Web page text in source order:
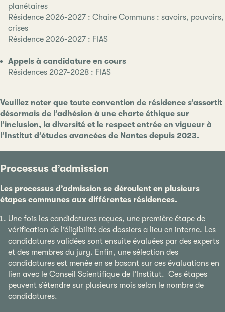
planétaires
Résidence 2026-2027 : Chaire Communs : savoirs, pouvoirs,
crises
Résidence 2026-2027 : FIAS
Appels à candidature en cours
Résidences 2027-2028 : FIAS
Veuillez noter que toute convention de résidence s’assortit
désormais de l’adhésion à une charte éthique sur
l’inclusion, la diversité et le respect entrée en vigueur à
l’Institut d’études avancées de Nantes depuis 2023.
Processus d’admission
Les processus d’admission se déroulent en plusieurs
étapes communes aux différentes résidences.
Une fois les candidatures reçues, une première étape de
vérification de l’éligibilité des dossiers a lieu en interne. Les
candidatures validées sont ensuite évaluées par des experts
et des membres du jury. Enfin, une sélection des
candidatures est menée en se basant sur ces évaluations en
lien avec le Conseil Scientifique de l’Institut. Ces étapes
peuvent s’étendre sur plusieurs mois selon le nombre de
candidatures.